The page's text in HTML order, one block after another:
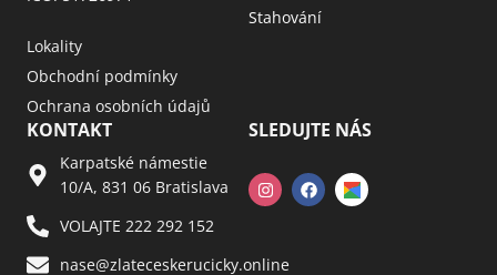
Lokality
Obchodní podmínky
Ochrana osobních údajů
Stahování
KONTAKT
Karpatské námestie
10/A, 831 06 Bratislava
VOLAJTE 222 292 152
nase@zlateceskerucicky.online
SLEDUJTE NÁS